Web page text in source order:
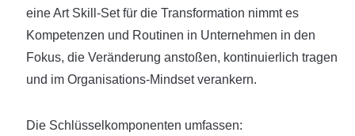
eine Art Skill-Set für die Transformation nimmt es
Kompetenzen und Routinen in Unternehmen in den
Fokus, die Veränderung anstoßen, kontinuierlich tragen
und im Organisations-Mindset verankern.
Die Schlüsselkomponenten umfassen: